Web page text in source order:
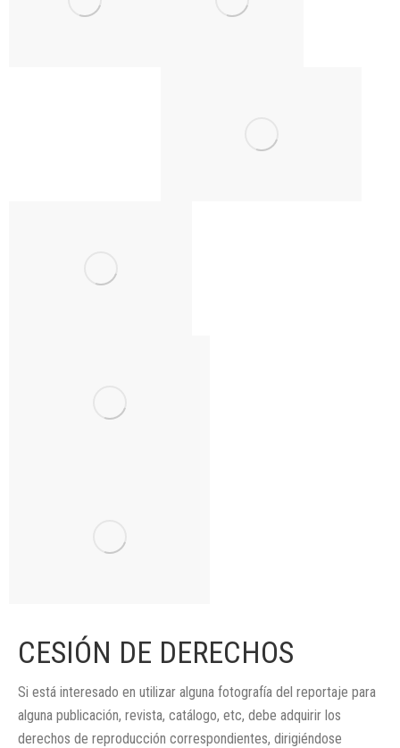
CESIÓN DE DERECHOS
Si está interesado en utilizar alguna fotografía del reportaje para
alguna publicación, revista, catálogo, etc, debe adquirir los
derechos de reproducción correspondientes, dirigiéndose